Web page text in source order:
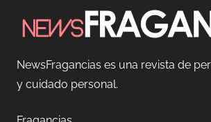
NewsFragancias es una revista de
y cuidado personal.